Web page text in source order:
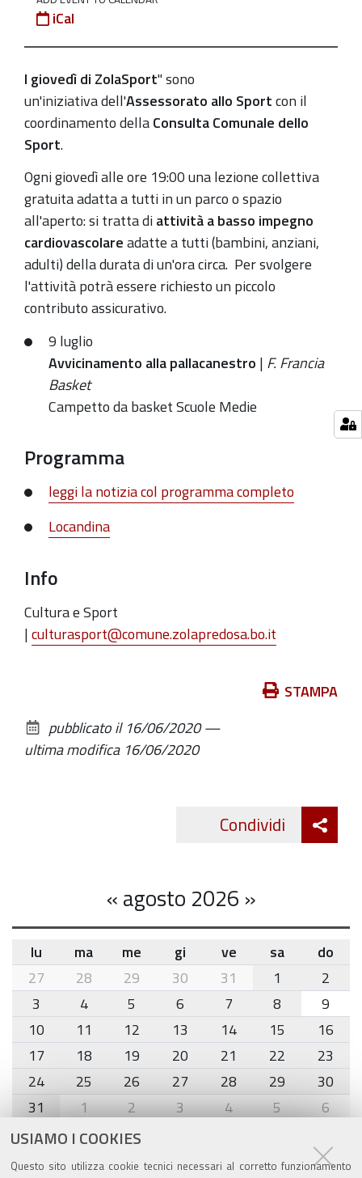
USIAMO I COOKIES
Questo sito utilizza cookie tecnici necessari al corretto funzionamento
alla
pallacanestro"
07-
09T19:00:00+02:00
2020-
07-
09T20:00:00+02:00
Attività
motoria
all'aperto
gratuita
e
aperta
tutti
tutti
giovedì
19
iCal
I giovedì di ZolaSport" sono
un'iniziativa dell'Assessorato allo Sportcon il
coordinamento dellaConsulta Comunale dello
Sport.
Ognigiovedìalle ore 19:00 una lezione collettiva
gratuita adatta a tutti in un parco o spazio
all'aperto: si tratta diattività a basso impegno
cardiovascolareadatte a tutti (bambini, anziani,
adulti) della durata di un'ora circa. Per svolgere
l'attività potrà essere richiesto un piccolo
contributo assicurativo.
9 luglio
Avvicinamento alla pallacanestro | F. Francia
Basket
Campetto da basket Scuole Medie
Programma
leggi la notizia col programma completo
Locandina
Info
Cultura e Sport
|culturasport@comune.zolapredosa.bo.it
documento
STAMPA
pubblicato il 16/06/2020—
ultima modifica 16/06/2020
Condividi
«agosto 2026 »
month-
8
lu ma me gi ve sa
do
27
28 29 30 31 1
2
3
4 5 6 7 8
9
10
11 12 13 14 15
16
17
18 19 20 21 22
23
24
25 26 27 28 29
30
31
1 2 3 4 5 6
Agenda eventi